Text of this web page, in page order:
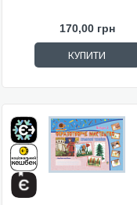
170,00 грн
КУПИТИ